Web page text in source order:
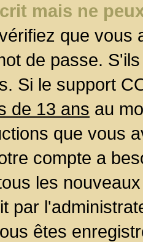
mais ne
que
de passe.
Si le support
de 13 ans au
que vous
compte a
les
par
êtes